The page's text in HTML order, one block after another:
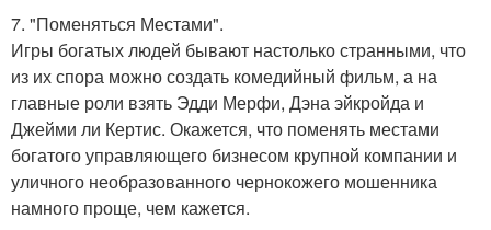
7. "Поменяться Местами".
Игры богатых людей бывают настолько странными, что
из их спора можно создать комедийный фильм, а на
главные роли взять Эдди Мерфи, Дэна эйкройда и
Джейми ли Кертис. Окажется, что поменять местами
богатого управляющего бизнесом крупной компании и
уличного необразованного чернокожего мошенника
намного проще, чем кажется.